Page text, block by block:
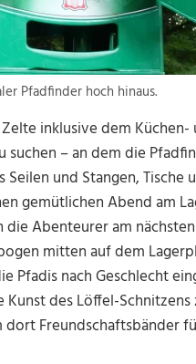
Pfadfinder hoch hinaus.
inklusive dem
– an dem die
und Stangen, Tische
gemütlichen Abend am
Abenteurer am
mitten auf dem
Pfadis nach Geschlecht
des Löffel-
Freundschaftsbänder